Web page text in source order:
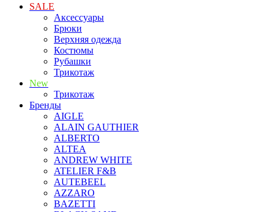
SALE
Аксессуары
Брюки
Верхняя одежда
Костюмы
Рубашки
Трикотаж
New
Трикотаж
Бренды
AIGLE
ALAIN GAUTHIER
ALBERTO
ALTEA
ANDREW WHITE
ATELIER F&B
AUTEBEEL
AZZARO
BAZETTI